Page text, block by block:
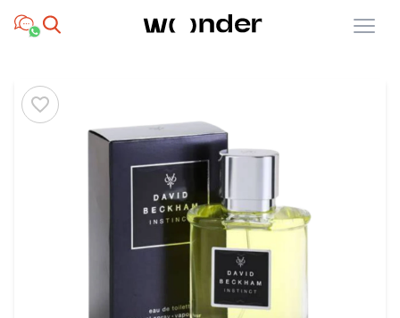
Open menu